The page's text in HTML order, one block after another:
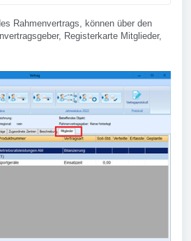
Rahmenvertrags, können über den
Registerkarte Mitglieder,